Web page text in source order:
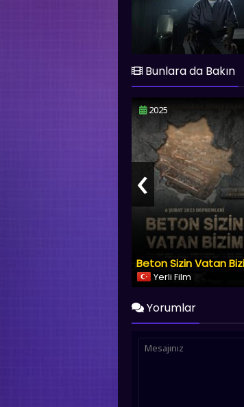
Bunlara da Bakın
2025
Yerli Film
‹
Yorumlar